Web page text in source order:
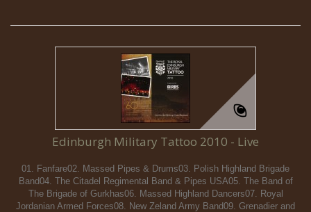
Edinburgh Military Tattoo 2010 - Live
01. Fanfare02. Massed Pipes & Drums03. Polish Highland Brigade
Band04. The Citadel Regimental Band & Pipes USA05. The Band of
The Brigade of Gurkhas06. Massed Highland Dancers07. Royal
Jordanian Armed Forces08. New Zeland Army Band09. Grenadier and